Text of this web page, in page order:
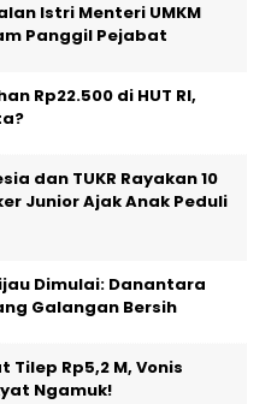
Istri Menteri UMKM
Panggil Pejabat
Rp22.500 di HUT RI,
dan TUKR Rayakan 10
Junior Ajak Anak Peduli
Dimulai: Danantara
Galangan Bersih
Tilep Rp5,2 M, Vonis
Ngamuk!